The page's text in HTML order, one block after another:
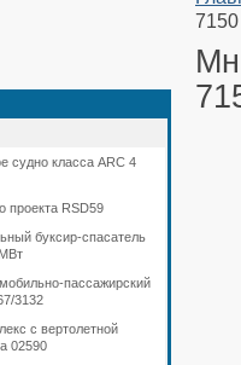
судно класса ARC 4
проекта RSD59
буксир-спасатель
пассажирский
3132
с вертолетной
02590